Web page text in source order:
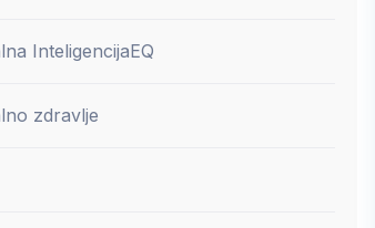
InteligencijaEQ
zdravlje